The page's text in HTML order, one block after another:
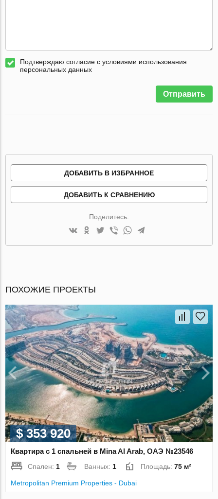
Подтверждаю согласие с условиями использования
персональных данных
Отправить
ДОБАВИТЬ В ИЗБРАННОЕ
ДОБАВИТЬ К СРАВНЕНИЮ
Поделитесь:
ПОХОЖИЕ ПРОЕКТЫ
$ 353 920
Квартира с 1 спальней в Mina Al Arab, ОАЭ №23546
Спален:1 Ванных:1 Площадь:75 м²
Metropolitan Premium Properties - Dubai